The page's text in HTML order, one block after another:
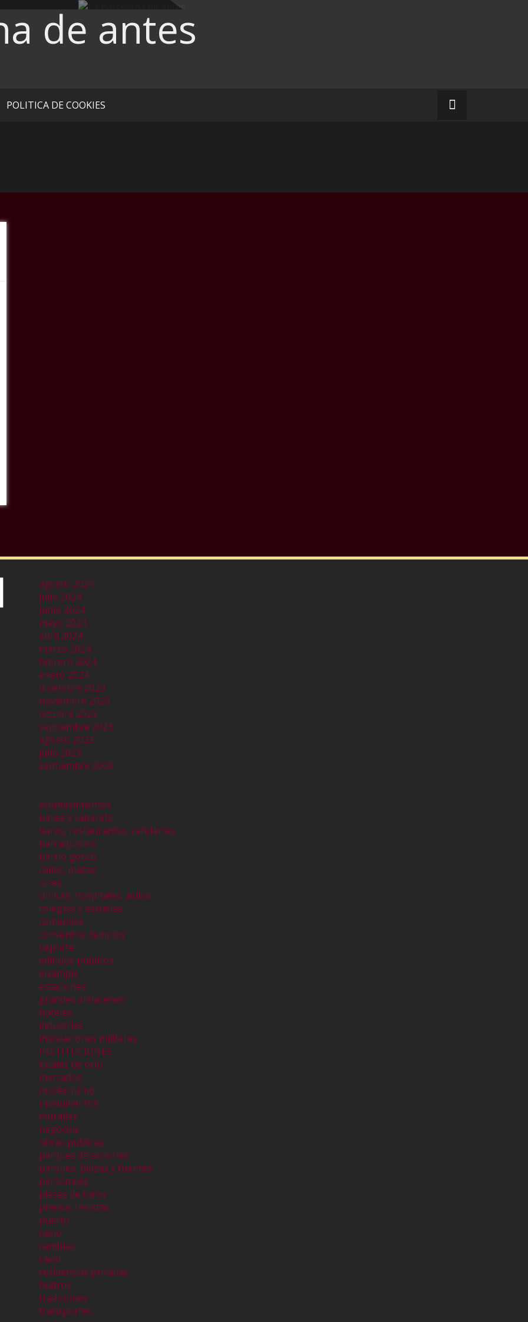
de antes
POLITICA DE COOKIES
agosto 2024
julio 2024
junio 2024
mayo 2024
abril 2024
marzo 2024
febrero 2024
enero 2024
diciembre 2023
noviembre 2023
octubre 2023
septiembre 2023
agosto 2023
julio 2023
septiembre 2000
acontecimientos
bailes y cabarets
bares, restaurantes, cafeterías
barraquismo
barrio gótico
calles, plazas
cines
clinicas, hospitales, asilos
colegios y escuelas
comercios
conventos, templos
deporte
edificios publicos
eixample
estaciones
grandes almacenes
hoteles
industrias
instalaciones militares
INSTITUCIONES
locales de ocio
mercados
modernismo
monumentos
murallas
negocios
obras públicas
parques atracciones
parques, plazas y fuentes
personajes
plazas de toros
prensa, revistas
puerto
radio
ramblas
raval
residencias privadas
teatros
tradiciones
transportes